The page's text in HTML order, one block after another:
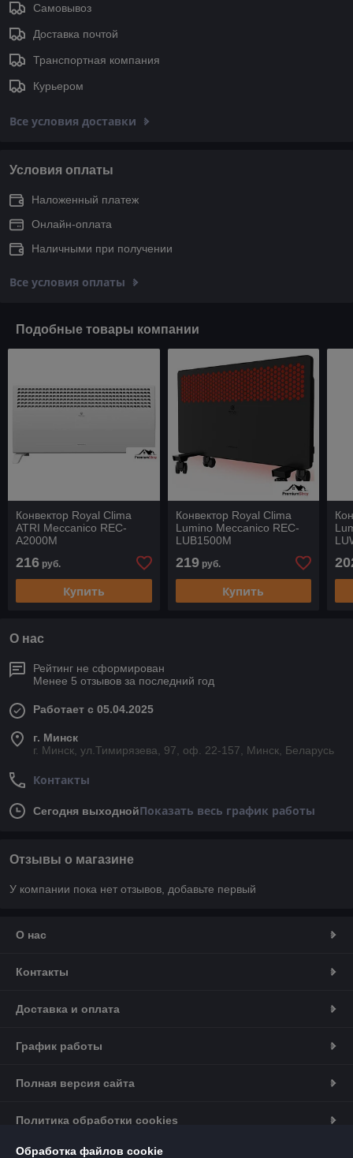
Самовывоз
Доставка почтой
Транспортная компания
Курьером
Все условия доставки
Условия оплаты
Наложенный платеж
Онлайн-оплата
Наличными при получении
Все условия оплаты
Подобные товары компании
Конвектор Royal Clima
ATRI Meccanico REC-
A2000M
216 руб.
Купить
Конвектор Royal Clima
Lumino Meccanico REC-
LUB1500M
219руб.
Купить
О нас
Рейтинг не сформирован
Менее 5 отзывов за последний год
Работает с 05.04.2025
г. Минск
г. Минск, ул.Тимирязева, 97, оф. 22-157, Минск, Беларусь
Контакты
Сегодня выходнойПоказать весь график работы
Отзывы о магазине
У компании пока нет отзывов, добавьте первый
О нас
Контакты
Доставка и оплата
График работы
Полная версия сайта
Политика обработки cookies
Обработка файлов cookie